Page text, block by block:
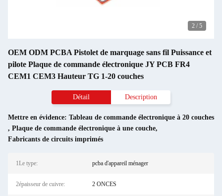
2 / 5
OEM ODM PCBA Pistolet de marquage sans fil Puissance et
pilote Plaque de commande électronique JY PCB FR4
CEM1 CEM3 Hauteur TG 1-20 couches
Détail Description
Mettre en évidence: Tableau de commande électronique à 20 couches
, Plaque de commande électronique à une couche,
Fabricants de circuits imprimés
1Le type: pcba d'appareil ménager
2épaisseur de cuivre: 2 ONCES